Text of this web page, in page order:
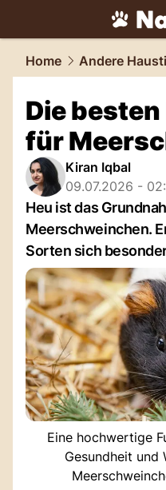
tiere.NAU.ch
Home Andere
Die
für
Kiran Iqbal
09.07.2026 -
Heu ist das
Meerschweinchen.
Sorten sich
Eine hochwertige
Gesundheit und